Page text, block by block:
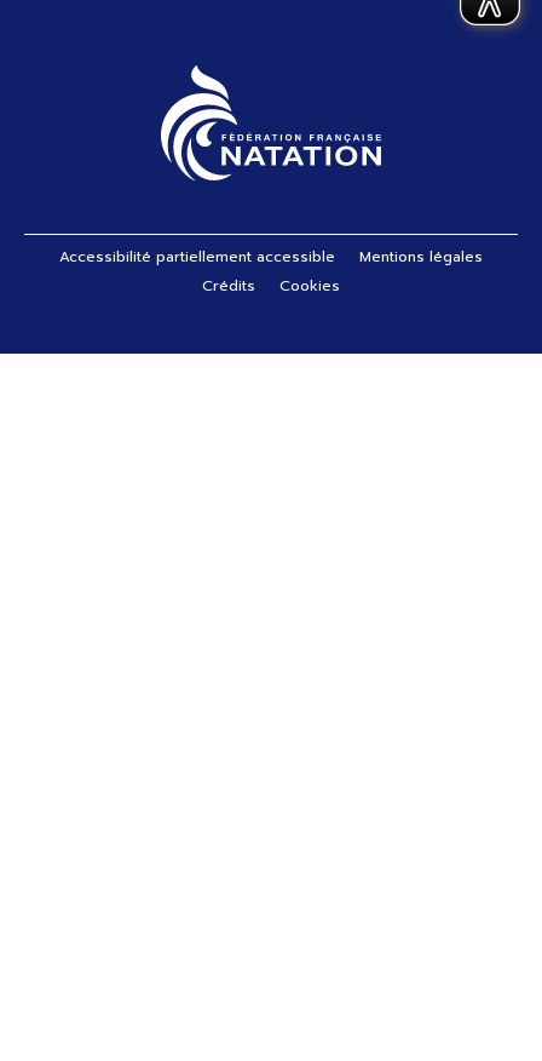
Pied de page
Accessibilité partiellement accessible
Mentions légales
Crédits
Cookies